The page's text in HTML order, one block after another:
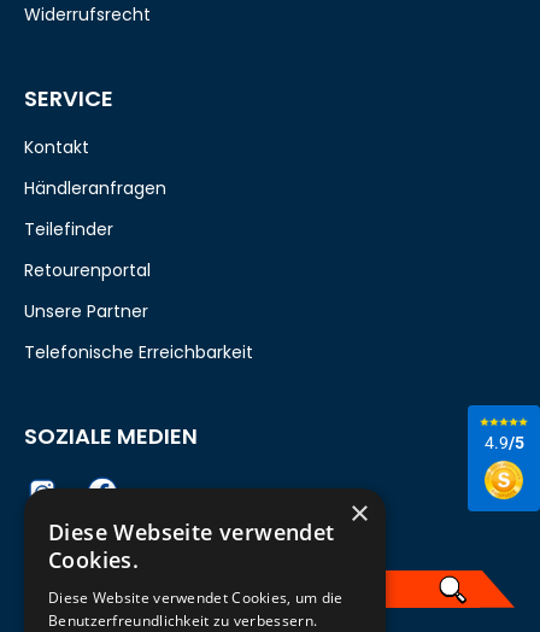
4.9/5
Widerrufsrecht
SERVICE
Kontakt
Händleranfragen
Teilefinder
Retourenportal
Unsere Partner
Telefonische Erreichbarkeit
SOZIALE MEDIEN
×
Diese Webseite verwendet
Cookies.
Diese Website verwendet Cookies, um die
Benutzerfreundlichkeit zu verbessern.